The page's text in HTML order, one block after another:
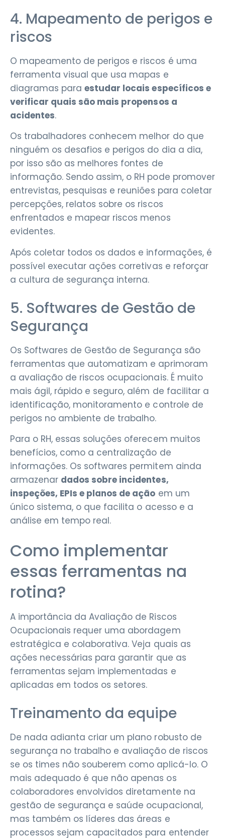
4. Mapeamento de perigos e
riscos
O mapeamento de perigos e riscos é uma
ferramenta visual que usa mapas e
diagramas paraestudar locais específicos e
verificar quais são mais propensos a
acidentes.
Os trabalhadores conhecem melhor do que
ninguém os desafios e perigos do dia a dia,
por isso são as melhores fontes de
informação. Sendo assim, o RH pode promover
entrevistas, pesquisas e reuniões para coletar
percepções, relatos sobre os riscos
enfrentados e mapear riscos menos
evidentes.
Após coletar todos os dados e informações, é
possível executar ações corretivas e reforçar
a cultura de segurança interna.
5. Softwares de Gestão de
Segurança
Os Softwares de Gestão de Segurança são
ferramentas que automatizam e aprimoram
a avaliação de riscos ocupacionais. É muito
mais ágil, rápido e seguro, além de facilitar a
identificação, monitoramento e controle de
perigos no ambiente de trabalho.
Para o RH, essas soluções oferecem muitos
benefícios, como a centralização de
informações. Os softwares permitem ainda
armazenar dados sobre incidentes,
inspeções, EPIs e planos de ação em um
único sistema, o que facilita o acesso e a
análise em tempo real.
Como implementar
essas ferramentas na
rotina?
A importância da Avaliação de Riscos
Ocupacionais requer uma abordagem
estratégica e colaborativa. Veja quais as
ações necessárias para garantir que as
ferramentas sejam implementadas e
aplicadas em todos os setores.
Treinamento da equipe
De nada adianta criar um plano robusto de
segurança no trabalho e avaliação de riscos
se os times não souberem como aplicá-lo. O
mais adequado é que não apenas os
colaboradores envolvidos diretamente na
gestão de segurança e saúde ocupacional,
mas também os líderes das áreas e
processos sejam capacitados para entender